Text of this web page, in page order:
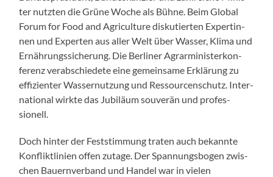
ter nutzten die Grüne Woche als Bühne. Beim Glob­al
Forum for Food and Agri­cul­ture disku­tierten Exper­tin­
nen und Experten aus aller Welt über Wass­er, Kli­ma und
Ernährungssicherung. Die Berlin­er Agrarmin­is­terkon­
ferenz ver­ab­schiedete eine gemein­same Erk­lärung zu
effizien­ter Wasser­nutzung und Ressourcenschutz. Inter­
na­tion­al wirk­te das Jubiläum sou­verän und pro­fes­
sionell.
Doch hin­ter der Fest­stim­mung trat­en auch bekan­nte
Kon­flik­tlin­ien offen zutage. Der Span­nungs­bo­gen zwis­
chen Bauern­ver­band und Han­del war in vie­len